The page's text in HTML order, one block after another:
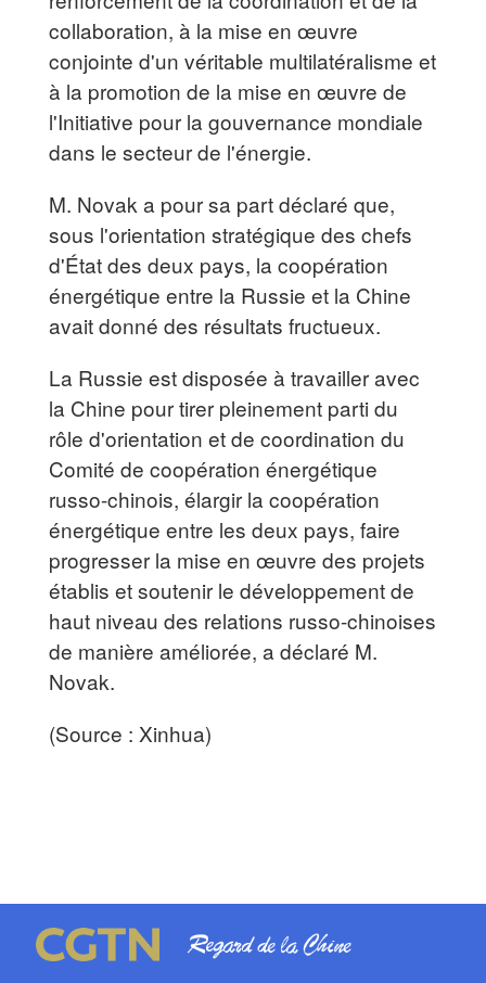
collaboration, à la mise en œuvre
conjointe d'un véritable multilatéralisme et
à la promotion de la mise en œuvre de
l'Initiative pour la gouvernance mondiale
dans le secteur de l'énergie.
M. Novak a pour sa part déclaré que,
sous l'orientation stratégique des chefs
d'État des deux pays, la coopération
énergétique entre la Russie et la Chine
avait donné des résultats fructueux.
La Russie est disposée à travailler avec
la Chine pour tirer pleinement parti du
rôle d'orientation et de coordination du
Comité de coopération énergétique
russo-chinois, élargir la coopération
énergétique entre les deux pays, faire
progresser la mise en œuvre des projets
établis et soutenir le développement de
haut niveau des relations russo-chinoises
de manière améliorée, a déclaré M.
Novak.
(Source : Xinhua)